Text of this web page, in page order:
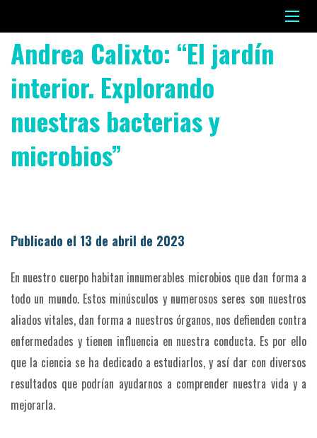
Andrea Calixto: “El jardín
interior. Explorando
nuestras bacterias y
microbios”
Publicado el 13 de abril de 2023
En nuestro cuerpo habitan innumerables microbios que dan forma a
todo un mundo. Estos minúsculos y numerosos seres son nuestros
aliados vitales, dan forma a nuestros órganos, nos defienden contra
enfermedades y tienen influencia en nuestra conducta. Es por ello
que la ciencia se ha dedicado a estudiarlos, y así dar con diversos
resultados que podrían ayudarnos a comprender nuestra vida y a
mejorarla.